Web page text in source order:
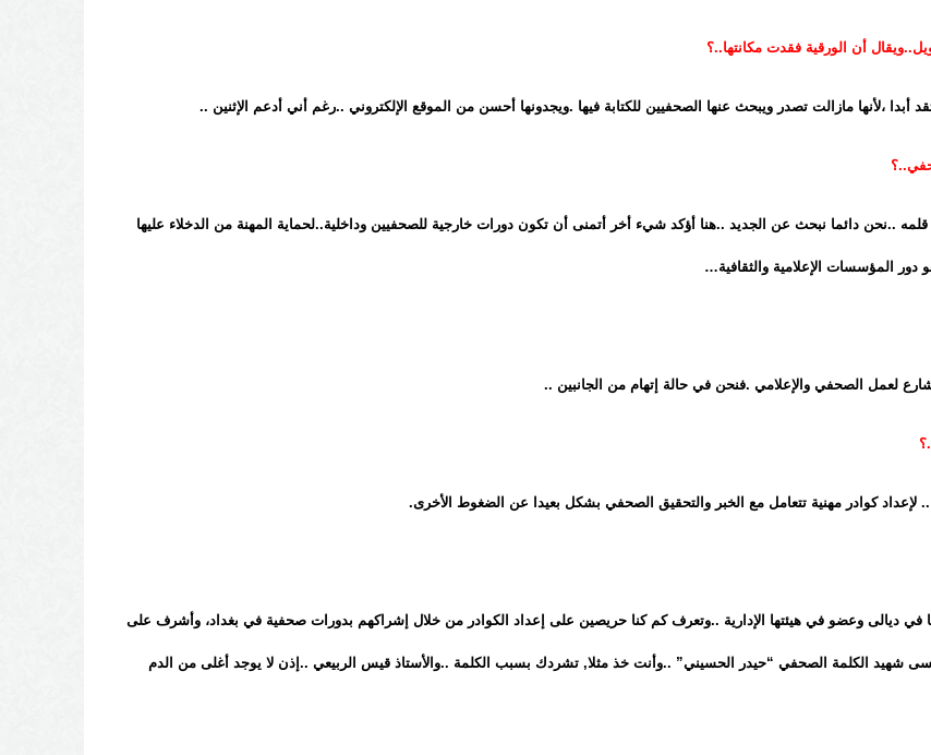
،لأنها مازالت تصدر ويبحث عنها الصحفيين للكتابة فيها .ويجدونها أحسن من الموقع الإلكتروني ..رغم أني أدعم الإثنين ..
..نحن دائما نبحث عن الجديد ..هنا أؤكد شيء أخر أتمنى أن تكون دورات خارجية للصحفيين وداخلية..لحماية المهنة من الدخلاء عليها
المؤسسات الإعلامية والثقافية…
لعمل الصحفي والإعلامي .فنحن في حالة إتهام من الجانبين ..
لإعداد كوادر مهنية تتعامل مع الخبر والتحقيق الصحفي بشكل بعيدا عن الضغوط الأخرى.
ديالى وعضو في هيئتها الإدارية ..وتعرف كم كنا حريصين على إعداد الكوادر من خلال إشراكهم بدورات صحفية في بغداد، وأشرف على
منا ينسى شهيد الكلمة الصحفي “حيدر الحسيني” ..وأنت خذ مثلا, تشردك بسبب الكلمة ..والأستاذ قيس الربيعي ..إذن لا يوجد أغلى من الدم